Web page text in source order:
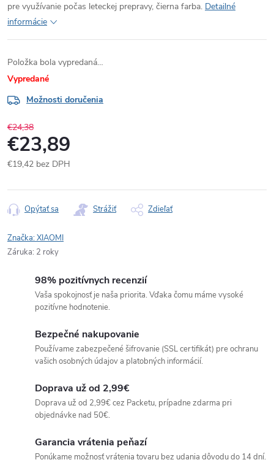
pre využívanie počas leteckej prepravy, čierna farba. Detailné
informácie
Položka bola vypredaná…
Vypredané
Možnosti doručenia
€24,38
€23,89
€19,42 bez DPH
cena:
Opýtať sa Strážiť Zdieľať
Značka:XIAOMI
Záruka: 2 roky
98% pozitívnych recenzií
Vaša spokojnosť je naša priorita. Vďaka čomu máme vysoké
pozitívne hodnotenie.
Bezpečné nakupovanie
Používame zabezpečené šifrovanie (SSL certifikát) pre ochranu
vašich osobných údajov a platobných informácií.
Doprava už od 2,99€
Doprava už od 2,99€ cez Packetu, prípadne zdarma pri
objednávke nad 50€.
Garancia vrátenia peňazí
Ponúkame možnosť vrátenia tovaru bez udania dôvodu do 14 dní.